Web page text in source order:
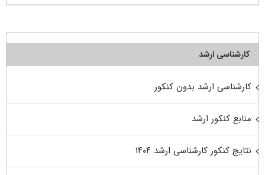
کارشناسی ارشد
کارشناسی ارشد بدون کنکور
منابع کنکور ارشد
نتایج کنکور کارشناسی ارشد ۱۴۰۴